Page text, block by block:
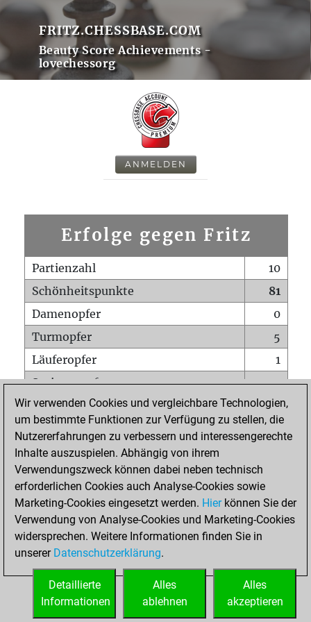
FRITZ.CHESSBASE.COM
Beauty Score Achievements -
lovechessorg
ANMELDEN
Erfolge gegen Fritz
Partienzahl
10
Schönheitspunkte
81
Damenopfer
0
Turmopfer
5
Läuferopfer
1
Springeropfer
1
Bauernopfer
2
Matt auf vollem Brett
0
Bauer setzt Matt
Erstickte Matts
Unterverwandlungen
0
Türme auf der siebten
0
STARTSEITE
Wir verwenden Cookies und vergleichbare Technologien,
um bestimmte Funktionen zur Verfügung zu stellen, die
Nutzererfahrungen zu verbessern und interessengerechte
Inhalte auszuspielen. Abhängig von ihrem
Verwendungszweck können dabei neben technisch
erforderlichen Cookies auch Analyse-Cookies sowie
Marketing-Cookies eingesetzt werden. Hierkönnen Sie der
Verwendung von Analyse-Cookies und Marketing-Cookies
widersprechen. Weitere Informationen finden Sie in
unserer Datenschutzerklärung.
Alles
akzeptieren
Alles
ablehnen
Detaillierte
Informationen